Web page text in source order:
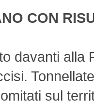
CON
davanti alla
sul